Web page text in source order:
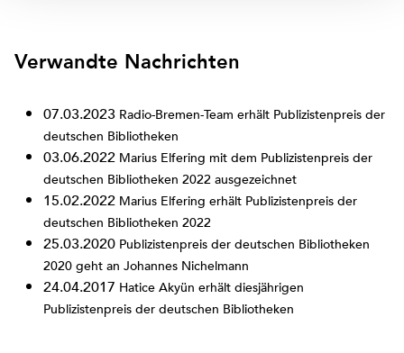
Verwandte Nachrichten
07.03.2023 Radio-Bremen-Team erhält Publizistenpreis der
deutschen Bibliotheken
03.06.2022 Marius Elfering mit dem Publizistenpreis der
deutschen Bibliotheken 2022 ausgezeichnet
15.02.2022 Marius Elfering erhält Publizistenpreis der
deutschen Bibliotheken 2022
25.03.2020 Publizistenpreis der deutschen Bibliotheken
2020 geht an Johannes Nichelmann
24.04.2017 Hatice Akyün erhält diesjährigen
Publizistenpreis der deutschen Bibliotheken